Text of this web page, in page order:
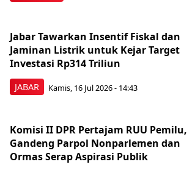
JABAR
Jabar Tawarkan Insentif Fiskal dan
Jaminan Listrik untuk Kejar Target
Investasi Rp314 Triliun
Kamis, 16 Jul 2026 - 14:43
Komisi II DPR Pertajam RUU Pemilu,
Gandeng Parpol Nonparlemen dan
Ormas Serap Aspirasi Publik